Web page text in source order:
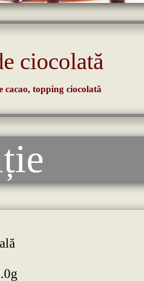
ciocolată
cacao, topping ciocolată